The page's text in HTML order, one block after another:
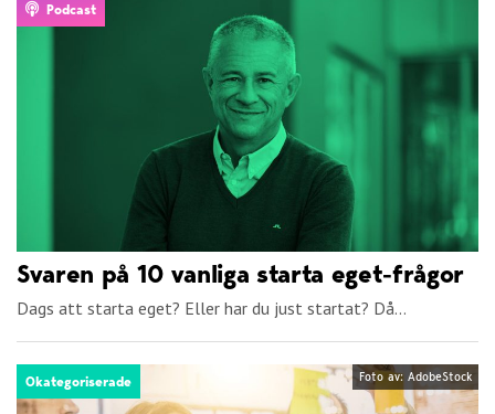
Podcast
Svaren på 10 vanliga starta eget-frågor
Dags att starta eget? Eller har du just startat? Då...
Okategoriserade Foto av: AdobeStock